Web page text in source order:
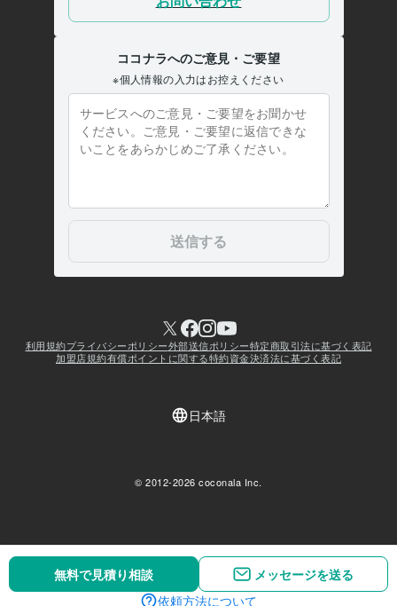
無料で見積り相談
メッセージを送る
無料で見積り相談
メッセージを送る
依頼方法について